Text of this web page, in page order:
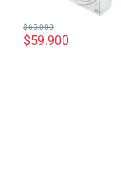
$59.900
$65.000